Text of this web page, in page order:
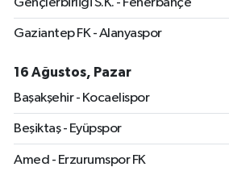
Gaziantep FK - Alanyaspor
16 Ağustos, Pazar
Başakşehir - Kocaelispor
Beşiktaş - Eyüpspor
Amed - Erzurumspor FK